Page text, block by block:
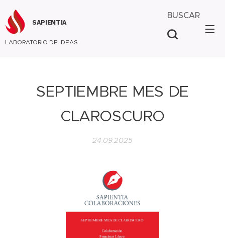
SAPIENTIA
LABORATORIO DE IDEAS
BUSCAR
SEPTIEMBRE MES DE
CLAROSCURO
24.09.2025